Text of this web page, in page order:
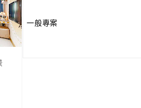
您舒適的享受！
給您一夜好眠的舒適環境。
勢，旅遊住宿也可以很環保！本商旅將
衛生！若您仍有使用上的需求，可向
一般專案